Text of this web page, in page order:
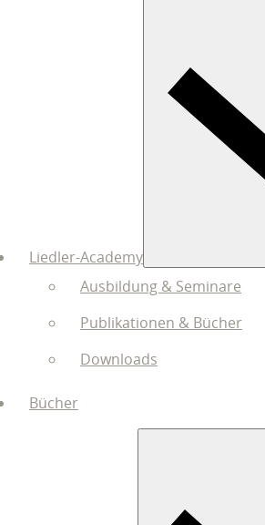
Liedler-Academy
Ausbildung & Seminare
Publikationen & Bücher
Downloads
Bücher